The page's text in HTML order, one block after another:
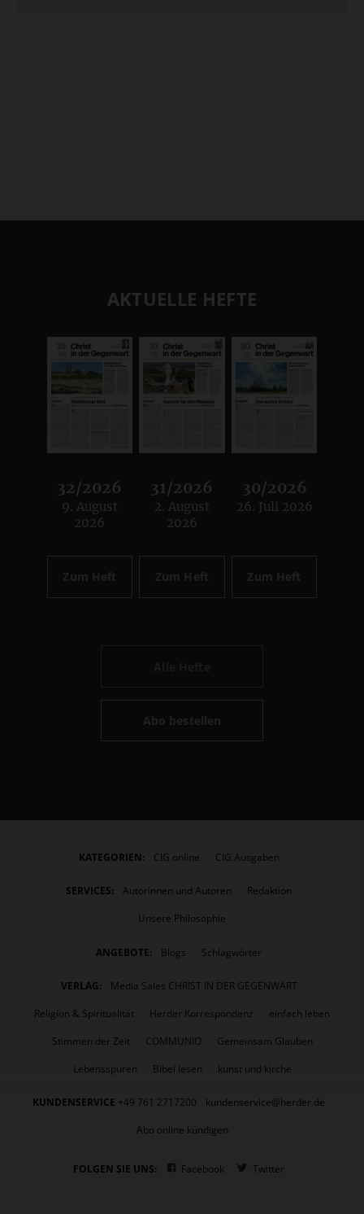
AKTUELLE HEFTE
32/2026
:
9. August
2026
Zum Heft
31/2026
:
2. August
2026
Zum Heft
30/2026
:
26. Juli 2026
Zum Heft
Abo bestellen
KATEGORIEN: CIG online CIG Ausgaben
SERVICES: Autorinnen und Autoren
Redaktion
Unsere Philosophie
ANGEBOTE: Blogs Schlagwörter
VERLAG:
Media Sales CHRIST IN DER GEGENWART
Religion & Spiritualität
Herder Korrespondenz
einfach leben
Stimmen der Zeit
COMMUNIO
Gemeinsam Glauben
Lebensspuren
Bibel lesen kunst und kirche
KUNDENSERVICE +49 761 2717200
kundenservice@herder.de
Abo online kündigen
FOLGEN SIE UNS: Facebook Twitter